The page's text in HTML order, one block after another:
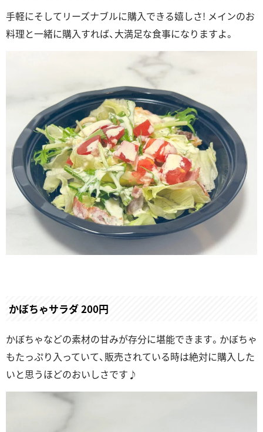
手軽にそしてリーズナブルに購入できる嬉しさ! メインのお
料理と一緒に購入すれば、大満足な食事になりますよ。
かぼちゃサラダ 200円
かぼちゃなどの素材の甘みが存分に堪能できます。かぼちゃ
もたっぷり入っていて、販売されている時は絶対に購入した
いと思うほどのおいしさです♪